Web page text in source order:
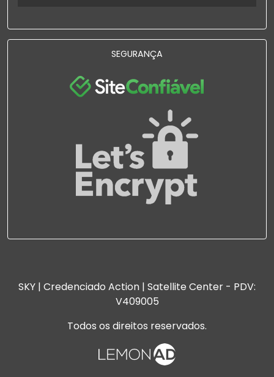
SEGURANÇA
SKY | Credenciado Action | Satellite Center - PDV:
V409005
Todos os direitos reservados.